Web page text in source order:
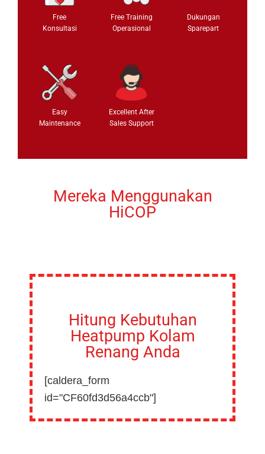
Free
Konsultasi
Free Training
Operasional
Dukungan
Sparepart
Easy
Maintenance
Excellent After
Sales Support
Mereka Menggunakan
HiCOP
Hitung Kebutuhan
Heatpump Kolam
Renang Anda
[caldera_form
id="CF60fd3d56a4ccb"]